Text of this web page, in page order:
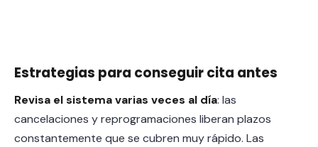
Estrategias para conseguir cita antes
Revisa el sistema varias veces al día: las
cancelaciones y reprogramaciones liberan plazos
constantemente que se cubren muy rápido. Las